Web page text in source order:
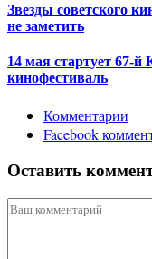
Звезды советского
не заметить
14 мая стартует 67-
кинофестиваль
Комментарии
Facebook
Оставить